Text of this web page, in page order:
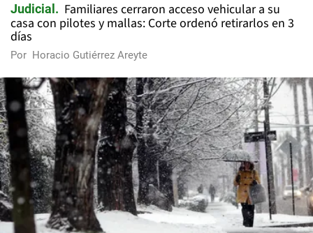
Judicial
Familiares cerraron acceso vehicular a su
casa con pilotes y mallas: Corte ordenó retirarlos en 3
días
Por Horacio Gutiérrez Areyte